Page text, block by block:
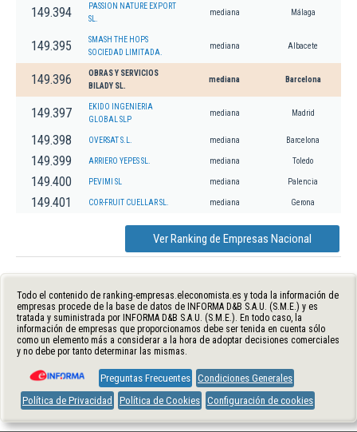
149.394
PASSION NATURE EXPORT
SL.
mediana Málaga
149.395
SMASH THE HOPS
SOCIEDAD LIMITADA.
mediana Albacete
149.396
OBRAS Y SERVICIOS
BILADY SL.
mediana Barcelona
149.397
EKIDO INGENIERIA
GLOBAL SLP
mediana Madrid
149.398 OVERSAT S.L. mediana Barcelona
149.399 ARRIERO YEPES SL. mediana Toledo
149.400 PEVIMI SL mediana Palencia
149.401 COR-FRUIT CUELLAR SL. mediana Gerona
Ver Ranking de Empresas Nacional
Todo el contenido de ranking-empresas.eleconomista.es y toda la información de
empresas procede de la base de datos de INFORMA D&B S.A.U. (S.M.E.) y es
tratada y suministrada por INFORMA D&B S.A.U. (S.M.E.). En todo caso, la
información de empresas que proporcionamos debe ser tenida en cuenta sólo
como un elemento más a considerar a la hora de adoptar decisiones comerciales
y no debe por tanto determinar las mismas.
Preguntas Frecuentes Condiciones Generales
Política de Privacidad
Política de Cookies Configuración de cookies